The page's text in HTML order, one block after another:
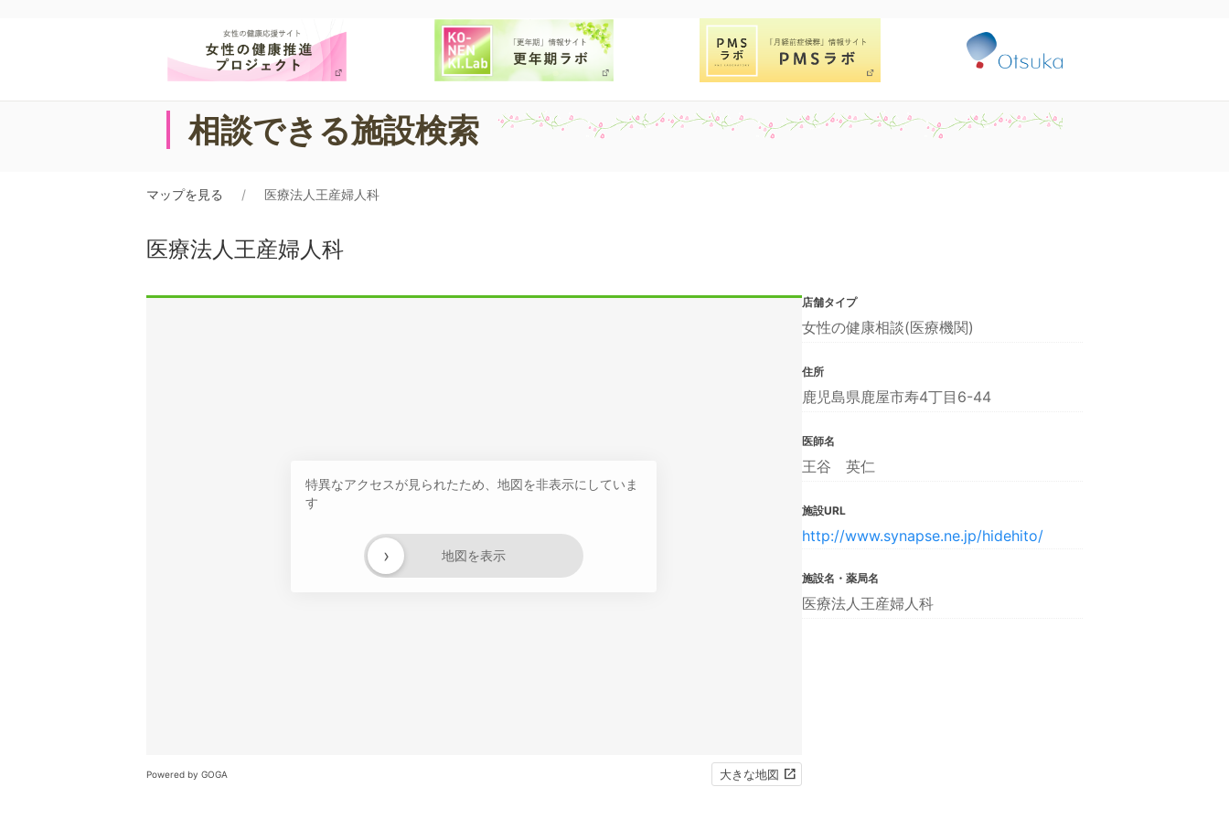
相談できる施設検索
マップを見る 医療法人王産婦人科
医療法人王産婦人科
特異なアクセスが見られたため、地図を非表示にしていま
す
地図を表示
›
Powered by GOGA 大きな地図
店舗タイプ
女性の健康相談(医療機関)
住所
鹿児島県鹿屋市寿4丁目6-44
医師名
王谷 英仁
施設URL
http://www.synapse.ne.jp/hidehito/
施設名・薬局名
医療法人王産婦人科